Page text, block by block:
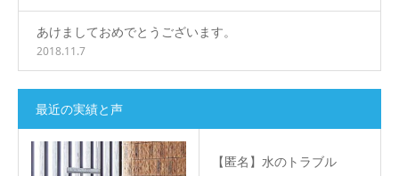
あけましておめでとうございます。
2018.11.7
最近の実績と声
【匿名】水のトラブル